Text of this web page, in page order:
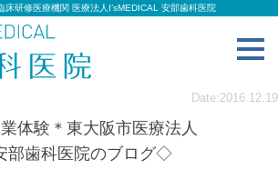
床研修医療機関 医療法人I’sMEDICAL 安部歯科医院
Date:2016.12.19
体験＊東大阪市医療法人
部歯科医院のブログ◇